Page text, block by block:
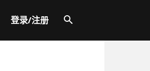
登录/注册